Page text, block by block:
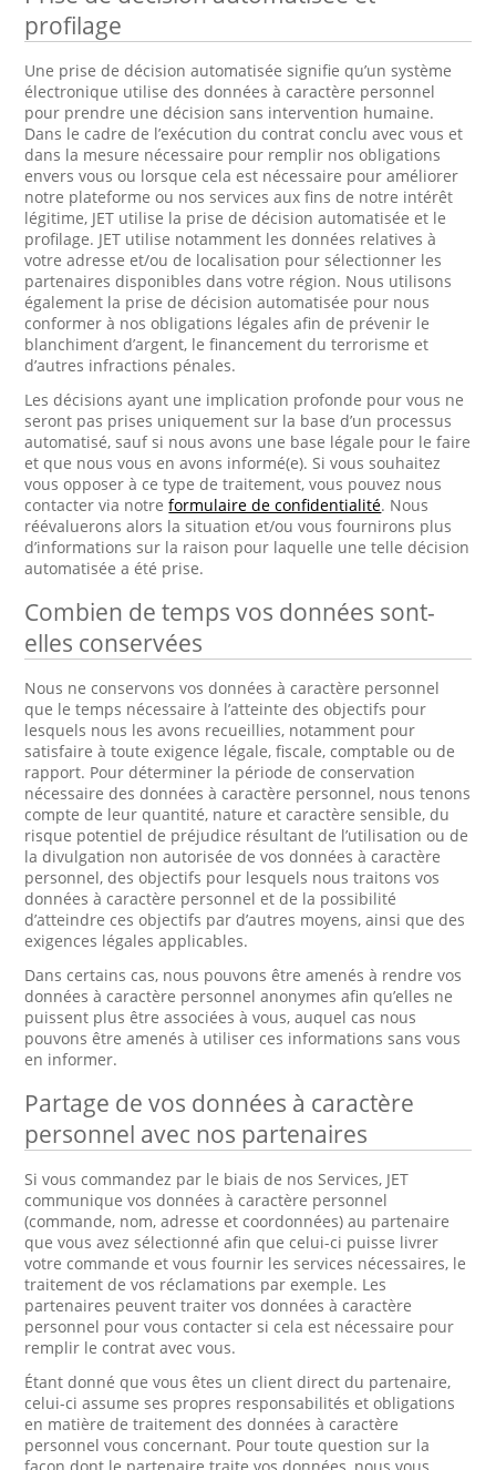
profilage
Une prise de décision automatisée signifie qu’un système
électronique utilise des données à caractère personnel
pour prendre une décision sans intervention humaine.
Dans le cadre de l’exécution du contrat conclu avec vous et
dans la mesure nécessaire pour remplir nos obligations
envers vous ou lorsque cela est nécessaire pour améliorer
notre plateforme ou nos services aux fins de notre intérêt
légitime, JET utilise la prise de décision automatisée et le
profilage. JET utilise notamment les données relatives à
votre adresse et/ou de localisation pour sélectionner les
partenaires disponibles dans votre région. Nous utilisons
également la prise de décision automatisée pour nous
conformer à nos obligations légales afin de prévenir le
blanchiment d’argent, le financement du terrorisme et
d’autres infractions pénales.
Les décisions ayant une implication profonde pour vous ne
seront pas prises uniquement sur la base d’un processus
automatisé, sauf si nous avons une base légale pour le faire
et que nous vous en avons informé(e). Si vous souhaitez
vous opposer à ce type de traitement, vous pouvez nous
contacter via notreformulaire de confidentialité. Nous
réévaluerons alors la situation et/ou vous fournirons plus
d’informations sur la raison pour laquelle une telle décision
automatisée a été prise.
Combien de temps vos données sont-
elles conservées
Nous ne conservons vos données à caractère personnel
que le temps nécessaire à l’atteinte des objectifs pour
lesquels nous les avons recueillies, notamment pour
satisfaire à toute exigence légale, fiscale, comptable ou de
rapport. Pour déterminer la période de conservation
nécessaire des données à caractère personnel, nous tenons
compte de leur quantité, nature et caractère sensible, du
risque potentiel de préjudice résultant de l’utilisation ou de
la divulgation non autorisée de vos données à caractère
personnel, des objectifs pour lesquels nous traitons vos
données à caractère personnel et de la possibilité
d’atteindre ces objectifs par d’autres moyens, ainsi que des
exigences légales applicables.
Dans certains cas, nous pouvons être amenés à rendre vos
données à caractère personnel anonymes afin qu’elles ne
puissent plus être associées à vous, auquel cas nous
pouvons être amenés à utiliser ces informations sans vous
en informer.
Partage de vos données à caractère
personnel avec nos partenaires
Si vous commandez par le biais de nos Services, JET
communique vos données à caractère personnel
(commande, nom, adresse et coordonnées) au partenaire
que vous avez sélectionné afin que celui-ci puisse livrer
votre commande et vous fournir les services nécessaires, le
traitement de vos réclamations par exemple. Les
partenaires peuvent traiter vos données à caractère
personnel pour vous contacter si cela est nécessaire pour
remplir le contrat avec vous.
Étant donné que vous êtes un client direct du partenaire,
celui-ci assume ses propres responsabilités et obligations
en matière de traitement des données à caractère
personnel vous concernant. Pour toute question sur la